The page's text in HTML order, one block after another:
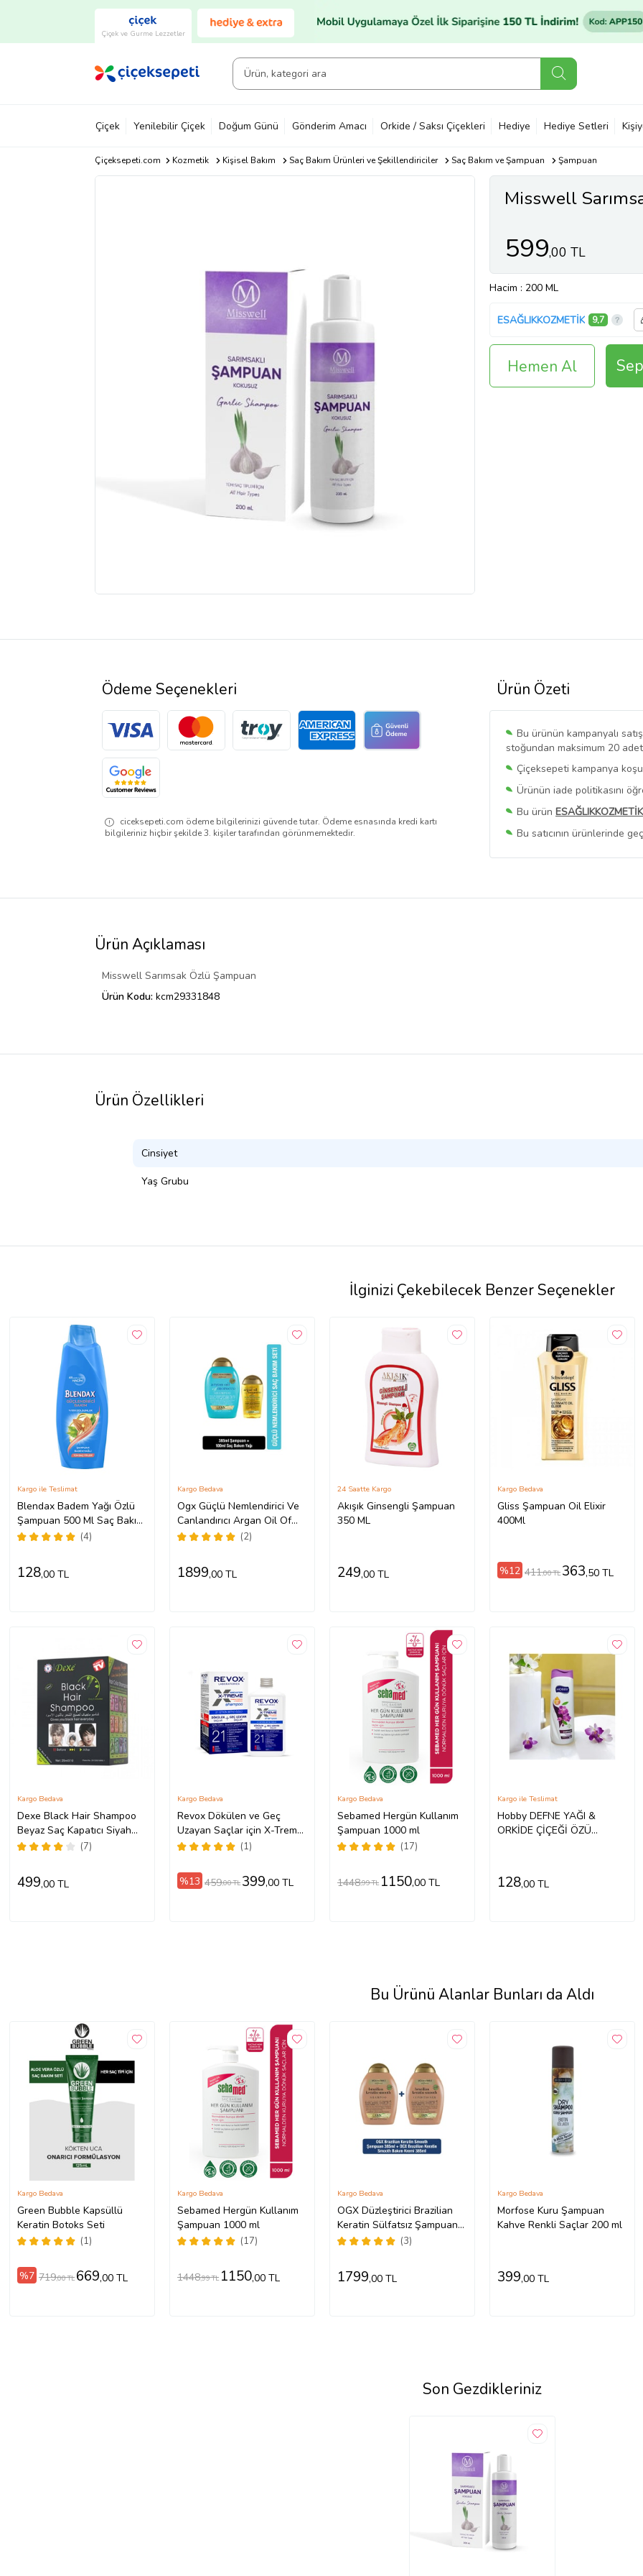
Çiçek ve Gurme Lezzetler
Çiçek Yenilebilir Çiçek Doğum Günü Gönderim Amacı Orkide / Saksı Çiçekleri Hediye Hediye Setleri
Çiçeksepeti.com Kozmetik Kişisel Bakım Saç Bakım Ürünleri ve Şekillendiriciler Saç Bakım ve Şampuan Şampuan
Misswell
599,00 TL
Hacim : 200 ML
ESAĞLIKKOZMETİK 9,7
Hemen Al
Ürün Özeti
Bu ürünün kampanyalı
stoğundan maksimum 20
Çiçeksepeti kampanya
Ürünün iade politikasını
Bu ürün ESAĞLIKKOZMETİK
Bu satıcının ürünlerinde
Bu SatıcınınTüm
Ödeme Seçenekleri
ciceksepeti.com ödeme bilgilerinizi güvende tutar. Ödeme esnasında kredi kartı
bilgileriniz hiçbir şekilde 3. kişiler tarafından görünmemektedir.
Ürün Açıklaması
Misswell Sarımsak Özlü Şampuan
Ürün Kodu: kcm29331848
Ürün Özellikleri
Cinsiyet
Yaş Grubu
İlginizi Çekebilecek Benzer Seçenekler
Blendax Badem Yağı Özlü
Şampuan 500 Ml Saç Bakım
Şampuanı
(4)
Kargo ile Teslimat
128,00 TL
Ogx Güçlü Nemlendirici Ve
Canlandırıcı Argan Oil Of
Morocco Sülfatsız Şampuan
(2)
Kargo Bedava
1899,00 TL
Akışık Ginsengli Şampuan
350 ML
24 Saatte Kargo
249,00 TL
Gliss Şampuan Oil Elixir
400Ml
Kargo Bedava
%12 411,00 TL 363,50 TL
Dexe Black Hair Shampoo
Beyaz Saç Kapatıcı Siyah
Boya
(7)
Kargo Bedava
499,00 TL
Revox Dökülen ve Geç
Uzayan Saçlar için X-Treme
Bakım Şampuanı / 400 ml
(1)
Kargo Bedava
%13 459,00 TL 399,00 TL
Sebamed Hergün Kullanım
Şampuan 1000 ml
(17)
Kargo Bedava
1448,99 TL 1150,00 TL
Hobby DEFNE YAĞI &
ORKİDE ÇİÇEĞİ ÖZÜ
Kargo ile Teslimat
128,00 TL
Bu Ürünü Alanlar Bunları da Aldı
Green Bubble Kapsüllü
Keratin Botoks Seti
(1)
Kargo Bedava
%7 719,00 TL 669,00 TL
Sebamed Hergün Kullanım
Şampuan 1000 ml
(17)
Kargo Bedava
1448,99 TL 1150,00 TL
OGX Düzleştirici Brazilian
Keratin Sülfatsız Şampuan
385ml+Sülfatsız Bakım
(3)
Kargo Bedava
1799,00 TL
Morfose Kuru Şampuan
Kahve Renkli Saçlar 200 ml
Kargo Bedava
399,00 TL
Son Gezdikleriniz